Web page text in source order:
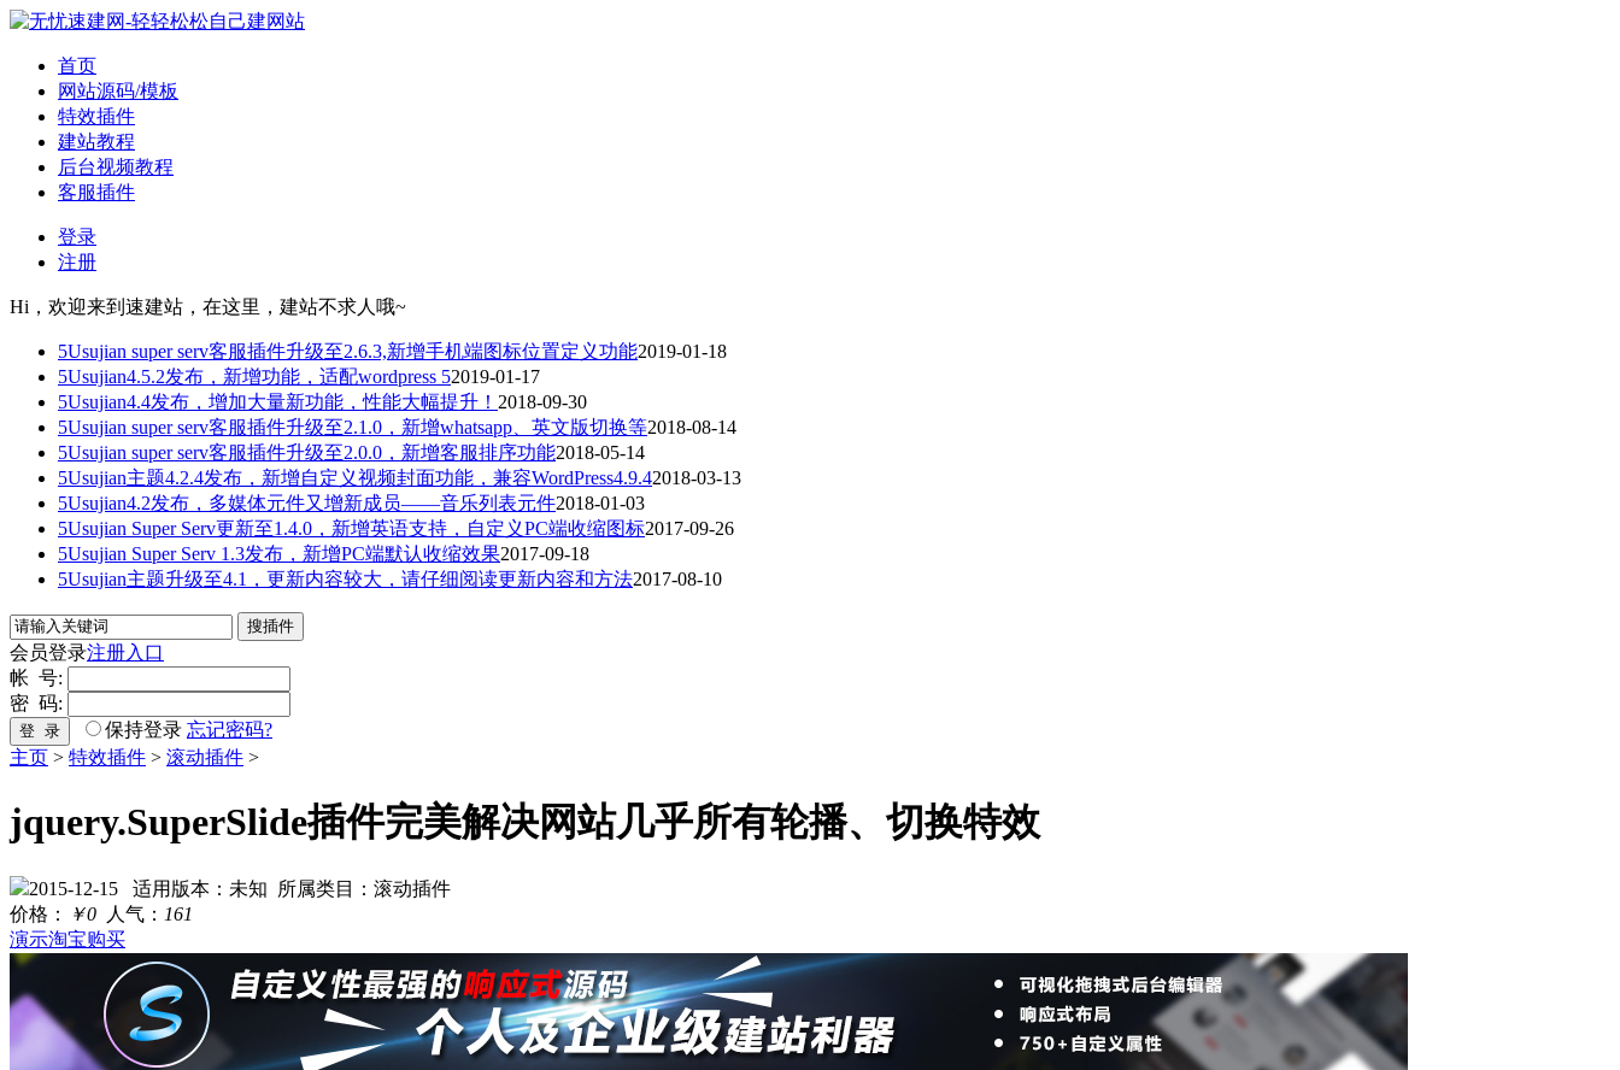
首页
网站源码/模板
特效插件
建站教程
后台视频教程
客服插件
登录
注册
Hi，欢迎来到速建站，在这里，建站不求人哦~
5Usujian super serv客服插件升级至2.6.3,新增手机端图标位置定义功能2019-01-18
5Usujian4.5.2发布，新增功能，适配wordpress 52019-01-17
5Usujian4.4发布，增加大量新功能，性能大幅提升！ 2018-09-30
5Usujian super serv客服插件升级至2.1.0，新增whatsapp、英文版切换等2018-08-14
5Usujian super serv客服插件升级至2.0.0，新增客服排序功能2018-05-14
5Usujian主题4.2.4发布，新增自定义视频封面功能，兼容WordPress4.9.42018-03-13
5Usujian4.2发布，多媒体元件又增新成员——音乐列表元件2018-01-03
5Usujian Super Serv更新至1.4.0，新增英语支持，自定义PC端收缩图标2017-09-26
5Usujian Super Serv 1.3发布，新增PC端默认收缩效果2017-09-18
5Usujian主题升级至4.1，更新内容较大，请仔细阅读更新内容和方法2017-08-10
会员登录注册入口
帐 号:
密 码:
登 录 保持登录 忘记密码?
主页 > 特效插件 > 滚动插件 >
jquery.SuperSlide插件完美解决网站几乎所有轮播、切换特效
2015-12-15 适用版本：未知
所属类目：滚动插件
价格：
￥0 人气： 161
演示淘宝购买